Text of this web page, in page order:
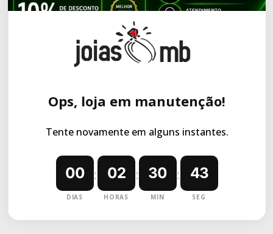
Ops, loja em manutenção!
Tente novamente em alguns instantes.
00
DIAS
: 02
HORAS
: 30
MIN
: 43
SEG